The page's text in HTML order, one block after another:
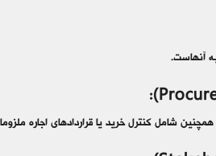
آنهاست.
شامل کنترل خرید یا قراردادهای اجاره